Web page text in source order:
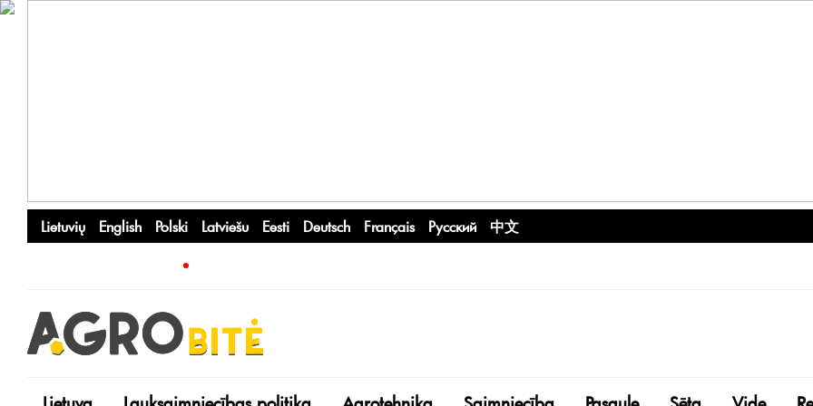
Lietuvių English Polski Latviešu Eesti Deutsch Français Русский 中文